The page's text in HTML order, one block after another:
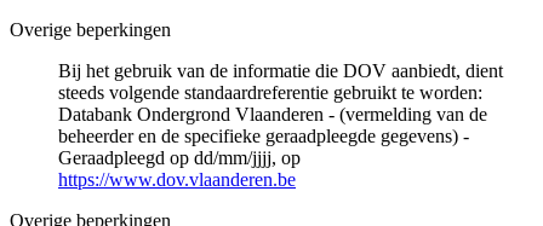
Overige beperkingen
Bij het gebruik van de informatie die DOV aanbiedt, dient
steeds volgende standaardreferentie gebruikt te worden:
Databank Ondergrond Vlaanderen - (vermelding van de
beheerder en de specifieke geraadpleegde gegevens) -
Geraadpleegd op dd/mm/jjjj, op
https://www.dov.vlaanderen.be
Overige beperkingen